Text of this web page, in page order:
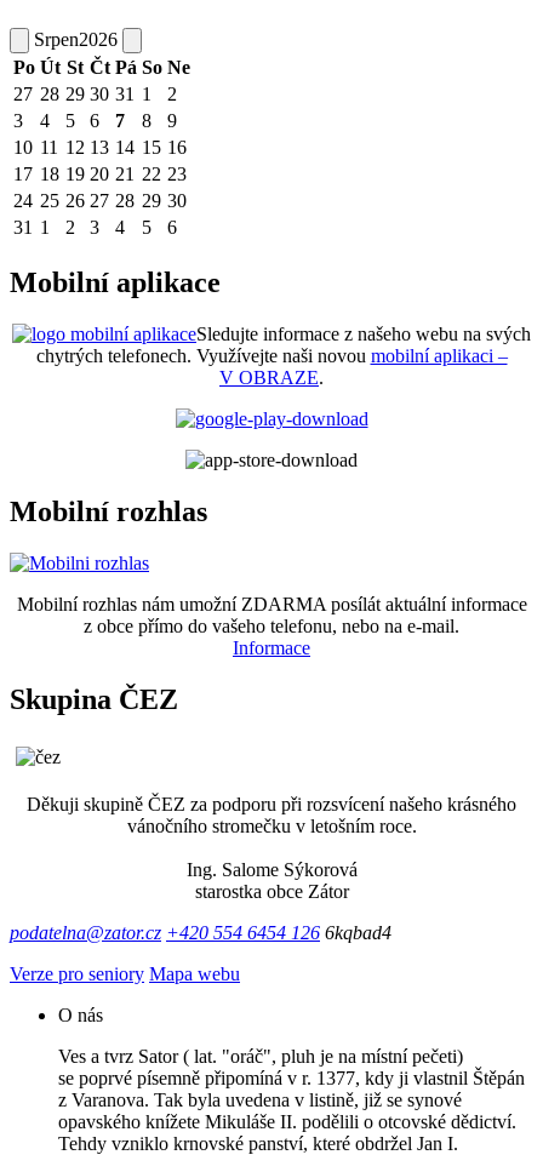
Srpen2026
Po Út St Čt Pá So Ne
27 28 29 30 31 1
2
3
4 5 6 7 8
9
10 11 12 13 14 15 16
17 18 19 20 21 22 23
24 25 26 27 28 29 30
31 1 2 3 4 5 6
Mobilní aplikace
Sledujte informace z našeho webu na svých
chytrých telefonech. Využívejte naši novou mobilní aplikaci –
V OBRAZE.
Mobilní rozhlas
Mobilní rozhlas nám umožní ZDARMA posílát aktuální informace
z obce přímo do vašeho telefonu, nebo na e-mail.
Informace
Skupina ČEZ
Děkuji skupině ČEZ za podporu při rozsvícení našeho krásného
vánočního stromečku v letošním roce.
Ing. Salome Sýkorová
starostka obce Zátor
podatelna@zator.cz +420 554 6454 126 6kqbad4
Verze pro seniory Mapa webu
O nás
Ves a tvrz Sator ( lat. "oráč", pluh je na místní pečeti)
se poprvé písemně připomíná v r. 1377, kdy ji vlastnil Štěpán
z Varanova. Tak byla uvedena v listině, již se synové
opavského knížete Mikuláše II. podělili o otcovské dědictví.
Tehdy vzniklo krnovské panství, které obdržel Jan I.